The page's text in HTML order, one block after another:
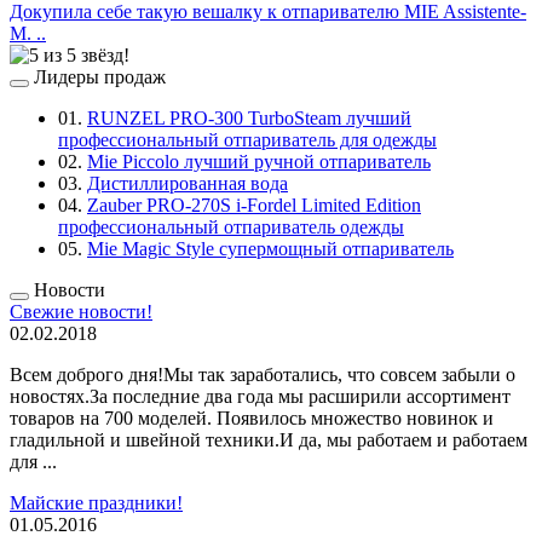
Докупила себе такую вешалку к отпаривателю MIE Assistente-
M. ..
Лидеры продаж
01. RUNZEL PRO-300 TurboSteam лучший
профессиональный отпариватель для одежды
02. Mie Piccolo лучший ручной отпариватель
03. Дистиллированная вода
04. Zauber PRO-270S i-Fordel Limited Edition
профессиональный отпариватель одежды
05. Mie Magic Style супермощный отпариватель
Новости
Свежие новости!
02.02.2018
Всем доброго дня!Мы так заработались, что совсем забыли о
новостях.За последние два года мы расширили ассортимент
товаров на 700 моделей. Появилось множество новинок и
гладильной и швейной техники.И да, мы работаем и работаем
для ...
Майские праздники!
01.05.2016